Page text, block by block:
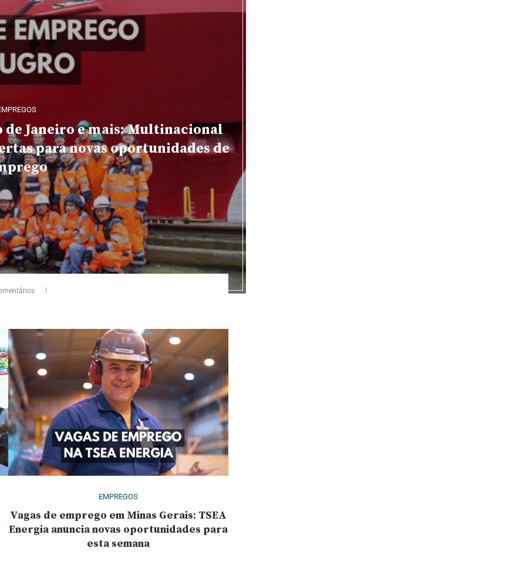
de Janeiro e mais: Multinacional
para novas oportunidades de
EMPREGOS
Vagas de emprego em Minas Gerais: TSEA
Energia anuncia novas oportunidades para
esta semana